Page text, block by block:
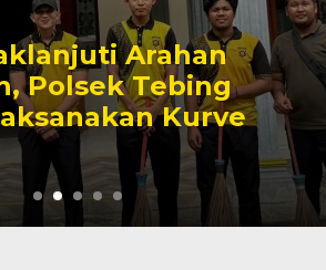
Cinta Ditolak,
Tewas
Tanjab Barat